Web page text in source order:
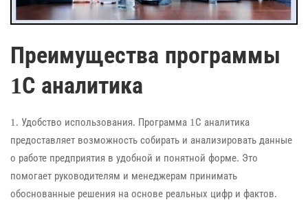
Преимущества программы
1С аналитика
1. Удобство использования. Программа 1С аналитика
предоставляет возможность собирать и анализировать данные
о работе предприятия в удобной и понятной форме. Это
помогает руководителям и менеджерам принимать
обоснованные решения на основе реальных цифр и фактов.